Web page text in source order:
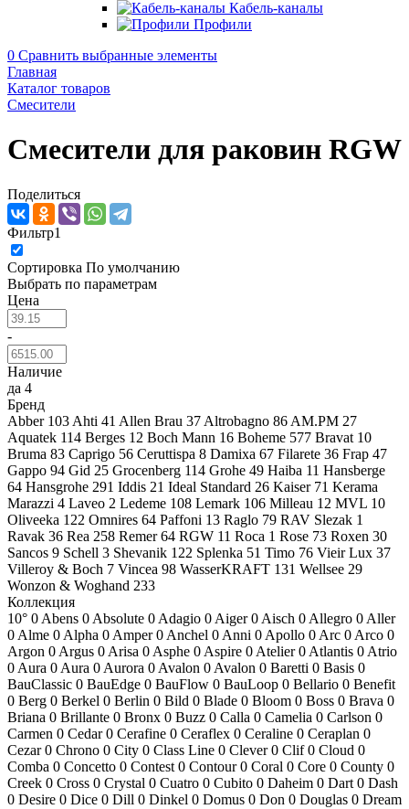
Кабель-каналы
Профили
0 Сравнить выбранные элементы
Главная
Каталог товаров
Смесители
Смесители для раковин RGW
Поделиться
Фильтр1
Сортировка По умолчанию
Выбрать по параметрам
Цена
-
Наличие
да 4
Бренд
Abber 103 Ahti 41 Allen Brau 37 Altrobagno 86 AM.PM 27
Aquatek 114 Berges 12 Boch Mann 16 Boheme 577 Bravat 10
Bruma 83 Caprigo 56 Ceruttispa 8 Damixa 67 Filarete 36 Frap 47
Gappo 94 Gid 25 Grocenberg 114 Grohe 49 Haiba 11 Hansberge
64 Hansgrohe 291 Iddis 21 Ideal Standard 26 Kaiser 71 Kerama
Marazzi 4 Laveo 2 Ledeme 108 Lemark 106 Milleau 12 MVL 10
Oliveeka 122 Omnires 64 Paffoni 13 Raglo 79 RAV Slezak 1
Ravak 36 Rea 258 Remer64 RGW 11 Roca 1 Rose 73 Roxen 30
Sancos 9 Schell 3 Shevanik 122 Splenka 51 Timo 76 Vieir Lux 37
Villeroy & Boch 7 Vincea 98 WasserKRAFT 131 Wellsee 29
Wonzon & Woghand 233
Коллекция
10° 0 Abens 0 Absolute 0 Adagio 0 Aiger0 Aisch 0 Allegro 0 Aller
0 Alme 0 Alpha 0 Amper0 Anchel 0 Anni 0 Apollo 0 Arc 0 Arco 0
Argon 0 Argus 0 Arisa 0 Asphe 0 Aspire 0 Atelier0 Atlantis 0 Atrio
0 Aura 0 Aura 0 Aurora 0 Avalon 0 Avalon 0 Baretti 0 Basis 0
BauClassic 0 BauEdge 0 BauFlow 0 BauLoop 0 Bellario 0 Benefit
0 Berg 0 Berkel 0 Berlin 0 Bild 0 Blade 0 Bloom 0 Boss 0 Brava 0
Briana 0 Brillante 0 Bronx 0 Buzz 0 Calla 0 Camelia 0 Carlson 0
Carmen 0 Cedar0 Cerafine 0 Ceraflex 0 Ceraline 0 Ceraplan 0
Cezar0 Chrono 0 City 0 Class Line 0 Clever0 Clif0 Cloud 0
Comba 0 Concetto 0 Contest 0 Contour0 Coral 0 Core 0 County 0
Creek 0 Cross 0 Crystal 0 Cuatro 0 Cubito 0 Daheim 0 Dart 0 Dash
0 Desire 0 Dice 0 Dill 0 Dinkel 0 Domus 0 Don 0 Douglas 0 Dream